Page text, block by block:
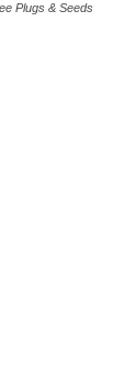
Plugs & Seeds